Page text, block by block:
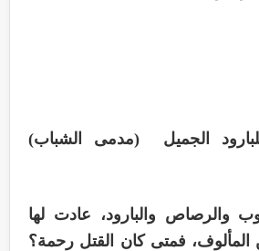
الجميل (مدمى الشباب)
والرصاص والبارود، عادت لها
فمتى كان القتل رحمة؟